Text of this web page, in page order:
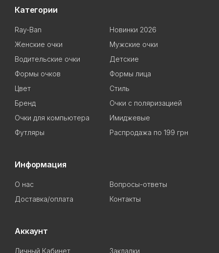
Категории
Ray-Ban
Новинки 2026
Женские очки
Мужские очки
Водительские очки
Детские
Формы очков
Формы лица
Цвет
Стиль
Бренд
Очки с поляризацией
Очки для компьютера
Имиджевые
Футляры
Распродажа по 199 грн
Информация
О нас
Вопросы-ответы
Доставка/оплата
Контакты
Аккаунт
Личный Кабинет Закладки